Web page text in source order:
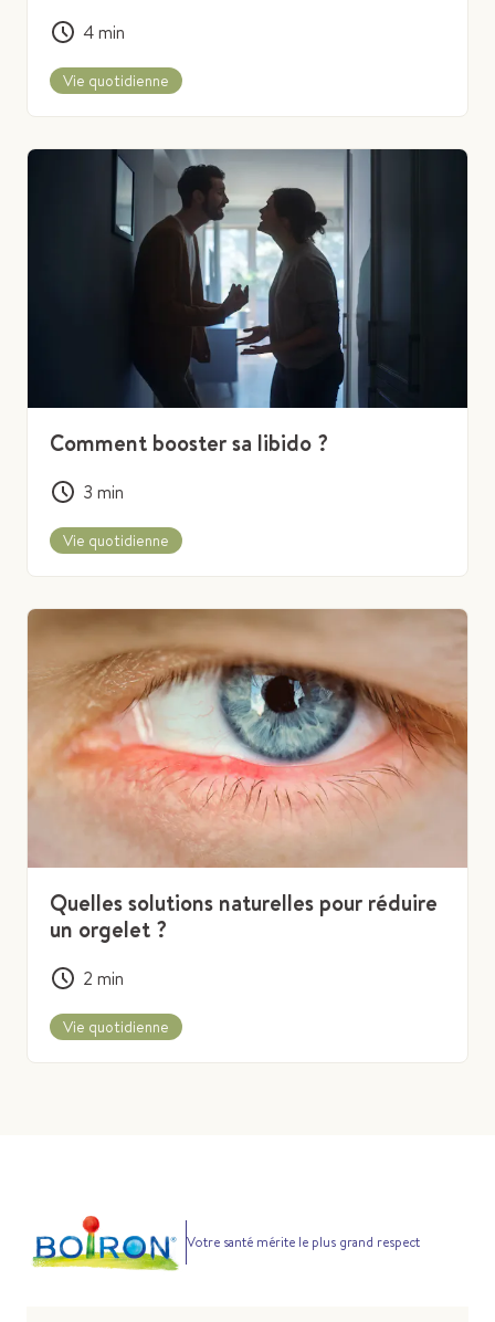
4min
Vie quotidienne
Comment booster sa libido ?
3 min
Vie quotidienne
Quelles solutions naturelles pour réduire
un orgelet ?
2 min
Vie quotidienne
Votre santé mérite le plus grand respect